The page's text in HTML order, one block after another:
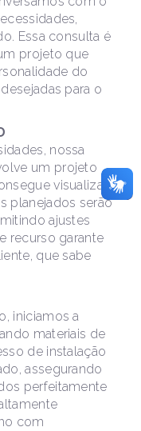
Essa consulta é
projeto que
do
para o
nossa
um projeto
visualizar
planejados serão
ajustes
recurso garante
que sabe
iniciamos a
materiais de
de instalação
assegurando
perfeitamente
com